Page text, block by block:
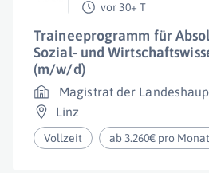
vor 30+ T
Traineeprogramm für
Sozial- und
(m/w/d)
Magistrat der
Linz
Vollzeit ab 3.260€ pro Monat